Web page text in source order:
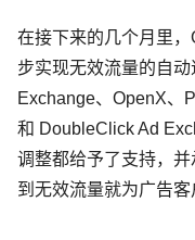
在接下来的几个月里
步实现无效流量的自
Exchange、OpenX、
和 DoubleClick Ad
调整都给予了支持，
到无效流量就为广告客